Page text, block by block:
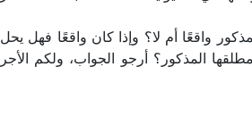
واقعًا أم لا؟ وإذا كان واقعًا فهل يحل
المذكور؟ أرجو الجواب، ولكم الأجر